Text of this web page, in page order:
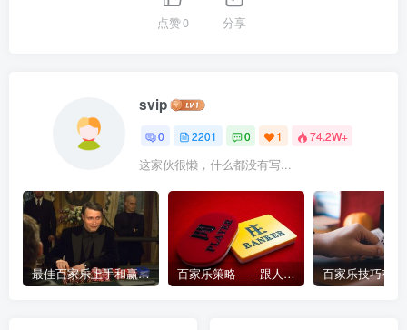
点赞0 分享
svip
0 2201 0 1 74.2W+
这家伙很懒，什么都没有写...
最佳百家乐上手和赢钱指南 – 终极版 百家乐策略——跟人胜过跟路